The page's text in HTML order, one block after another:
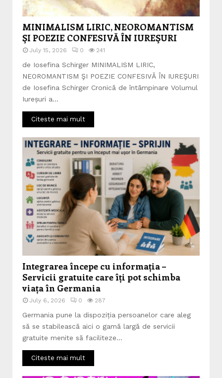
MINIMALISM LIRIC, NEOROMANTISM
ŞI POEZIE CONFESIVĂ ÎN IUREŞURI
July 15, 2026 0 241
de Iosefina Schirger MINIMALISM LIRIC,
NEOROMANTISM ŞI POEZIE CONFESIVĂ ÎN IUREŞURI
de Iosefina Schirger Cronică de întâmpinare Volumul
Iureșuri a...
Citeste mai mult
Integrarea începe cu informația –
Servicii gratuite care îți pot schimba
viața în Germania
July 6, 2026 0 287
Germania pune la dispoziția persoanelor care aleg
să se stabilească aici o gamă largă de servicii
gratuite menite să faciliteze...
Citeste mai mult